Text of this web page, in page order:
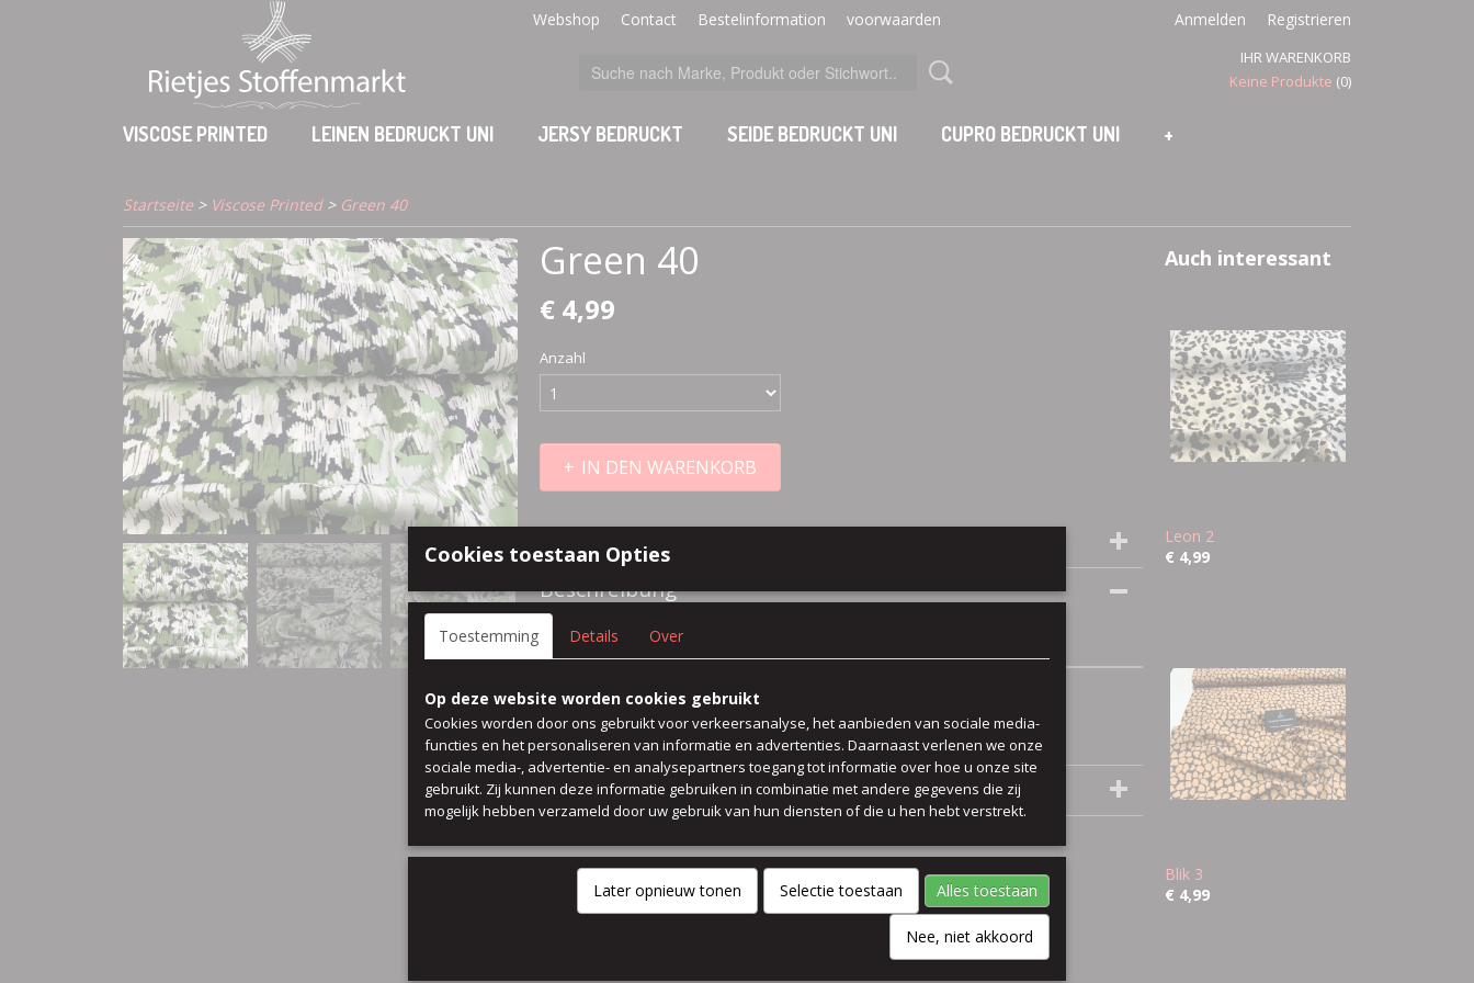
Webshop Contact Bestelinformation voorwaarden Anmelden Registrieren
IHR WARENKORB
Keine Produkte (0)
VISCOSE PRINTED LEINEN BEDRUCKT UNI JERSY BEDRUCKT SEIDE BEDRUCKT UNI CUPRO BEDRUCKT UNI +
Startseite> Viscose Printed> Green 40
Green 40
€ 4,99
Anzahl
IN DEN WARENKORB
Beschreibung
100% viscose bluse kleid rock
Preis pro 50 cm
breit 140 cm
Kommentare
Auch interessant
Leon 2
€ 4,99
Blik 3
€ 4,99
Cookies toestaan Opties
Toestemming Details Over
Op deze website worden cookies gebruikt
Cookies worden door ons gebruikt voor verkeersanalyse, het aanbieden van sociale media-
functies en het personaliseren van informatie en advertenties. Daarnaast verlenen we onze
sociale media-, advertentie- en analysepartners toegang tot informatie over hoe u onze site
gebruikt. Zij kunnen deze informatie gebruiken in combinatie met andere gegevens die zij
mogelijk hebben verzameld door uw gebruik van hun diensten of die u hen hebt verstrekt.
Later opnieuw tonen Selectie toestaan Alles toestaan
Nee, niet akkoord